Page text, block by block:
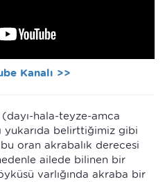
Kanalı >>
hala-teyze-amca
yukarıda belirttiğimiz gibi
oran akrabalık derecesi
ailede bilinen bir
varlığında akraba bir